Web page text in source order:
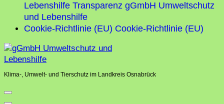
Lebenshilfe Transparenz gGmbH Umweltschutz
und Lebenshilfe
Cookie-Richtlinie (EU) Cookie-Richtlinie (EU)
Klima-, Umwelt- und Tierschutz im Landkreis Osnabrück